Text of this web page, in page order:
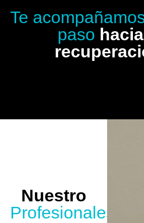
Te
paso
Nuestro
Profesionales